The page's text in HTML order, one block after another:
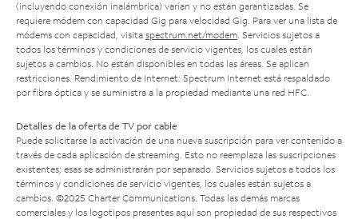
(incluyendo conexión inalámbrica) varían y no están garantizadas. Se
requiere módem con capacidad Gig para velocidad Gig. Para ver una lista de
módems con capacidad, visita spectrum.net/modem . Servicios sujetos a
todos los términos y condiciones de servicio vigentes, los cuales están
sujetos a cambios. No están disponibles en todas las áreas. Se aplican
restricciones. Rendimiento de Internet: Spectrum Internet está respaldado
por fibra óptica y se suministra a la propiedad mediante una red HFC.
Detalles de la oferta de TV por cable
Puede solicitarse la activación de una nueva suscripción para ver contenido a
través de cada aplicación de streaming. Esto no reemplaza las suscripciones
existentes; esas se administrarán por separado. Servicios sujetos a todos los
términos y condiciones de servicio vigentes, los cuales están sujetos a
cambios. ©2025 Charter Communications. Todas las demás marcas
comerciales y los logotipos presentes aquí son propiedad de sus respectivos